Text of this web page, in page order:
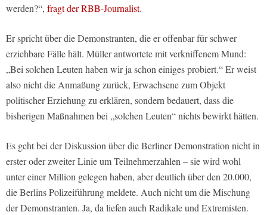
werden?“, fragt der RBB-Journalist.
Er spricht über die Demonstranten, die er offenbar für schwer
erziehbare Fälle hält. Müller antwortete mit verkniffenem Mund:
„Bei solchen Leuten haben wir ja schon einiges probiert.“ Er weist
also nicht die Anmaßung zurück, Erwachsene zum Objekt
politischer Erziehung zu erklären, sondern bedauert, dass die
bisherigen Maßnahmen bei „solchen Leuten“ nichts bewirkt hätten.
Es geht bei der Diskussion über die Berliner Demonstration nicht in
erster oder zweiter Linie um Teilnehmerzahlen – sie wird wohl
unter einer Million gelegen haben, aber deutlich über den 20.000,
die Berlins Polizeiführung meldete. Auch nicht um die Mischung
der Demonstranten. Ja, da liefen auch Radikale und Extremisten.